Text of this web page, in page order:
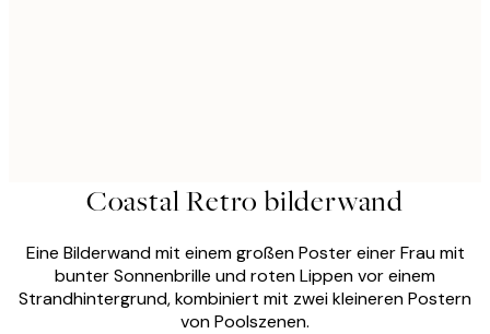
Coastal Retro bilderwand
Eine Bilderwand mit einem großen Poster einer Frau mit
bunter Sonnenbrille und roten Lippen vor einem
Strandhintergrund, kombiniert mit zwei kleineren Postern
von Poolszenen.